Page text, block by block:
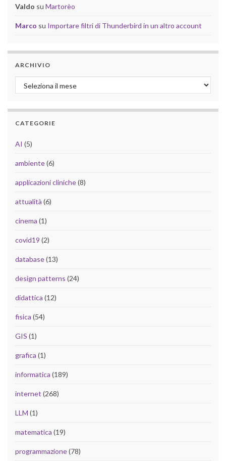
Valdo su Martorèo
Marco su Importare filtri di Thunderbird in un altro account
ARCHIVIO
Archivio
CATEGORIE
AI (5)
ambiente(6)
applicazioni cliniche(8)
attualità (6)
cinema (1)
covid19 (2)
database(13)
design patterns (24)
didattica (12)
fisica (54)
GIS (1)
grafica (1)
informatica (189)
internet (268)
LLM (1)
matematica (19)
programmazione(78)